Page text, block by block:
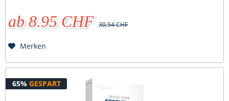
ab 8.95 CHF 30.54 CHF
Merken
65% GESPART